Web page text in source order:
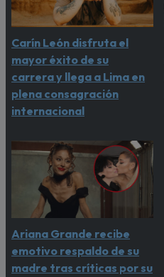
Carín León disfruta el
mayor éxito de su
carrera y llega a Lima en
plena consagración
internacional
Ariana Grande recibe
emotivo respaldo de su
madre tras críticas por su